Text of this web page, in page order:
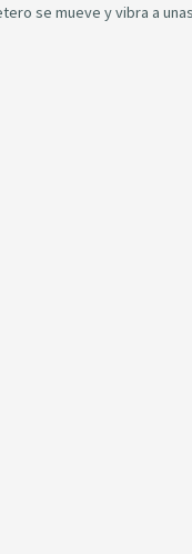
se mueve y vibra a